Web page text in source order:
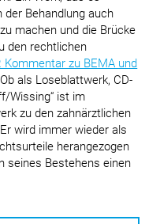
Behandlung auch
machen und die Brücke
den rechtlichen
Kommentar zu BEMA und
als Loseblattwerk, CD-
Wissing“ ist im
zu den zahnärztlichen
wird immer wieder als
herangezogen
seines Bestehens einen